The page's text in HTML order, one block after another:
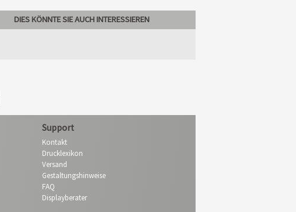
DIES KÖNNTE SIE AUCH INTERESSIEREN
Support
Kontakt
Drucklexikon
Versand
Gestaltungshinweise
FAQ
Displayberater